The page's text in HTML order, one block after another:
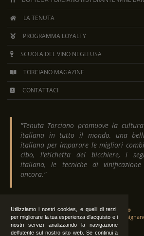
Utilizziamo i nostri cookies, e quelli di terzi,
per migliorare la tua esperienza d'acquisto e i
nostri servizi analizzando la navigazione
dell'utente sul nostro sito web. Se continui a
LA TENUTA
PROGRAMMA LOYALTY
SCUOLA DEL VINO NEGLI USA
TORCIANO MAGAZINE
CONTATTACI
"Tenuta Torciano promuove la
italiana in tutto il mondo, una
italiana per imparare le migliori
cibo, l'etichetta del bicchiere, i
italiana, le tecniche di
ancora."
Tenuta Torciano
Via Crocetta 16, Loc. Ulignano 53037 San